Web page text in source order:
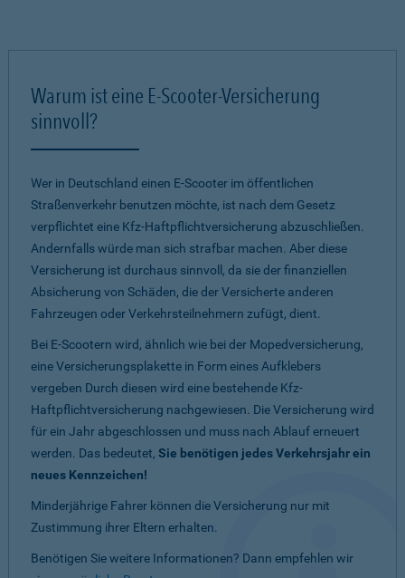
Warum ist eine E-Scooter-Versicherung
sinnvoll?
Wer in Deutschland einen E-Scooter im öffentlichen
Straßenverkehr benutzen möchte, ist nach dem Gesetz
verpflichtet eine Kfz-Haftpflichtversicherung abzuschließen.
Andernfalls würde man sich strafbar machen. Aber diese
Versicherung ist durchaus sinnvoll, da sie der finanziellen
Absicherung von Schäden, die der Versicherte anderen
Fahrzeugen oder Verkehrsteilnehmern zufügt, dient.
Bei E-Scootern wird, ähnlich wie bei der Mopedversicherung,
eine Versicherungsplakette in Form eines Aufklebers
vergeben Durch diesen wird eine bestehende Kfz-
Haftpflichtversicherung nachgewiesen. Die Versicherung wird
für ein Jahr abgeschlossen und muss nach Ablauf erneuert
werden. Das bedeutet, Sie benötigen jedes Verkehrsjahr ein
neues Kennzeichen!
Minderjährige Fahrer können die Versicherung nur mit
Zustimmung ihrer Eltern erhalten.
Benötigen Sie weitere Informationen? Dann empfehlen wir